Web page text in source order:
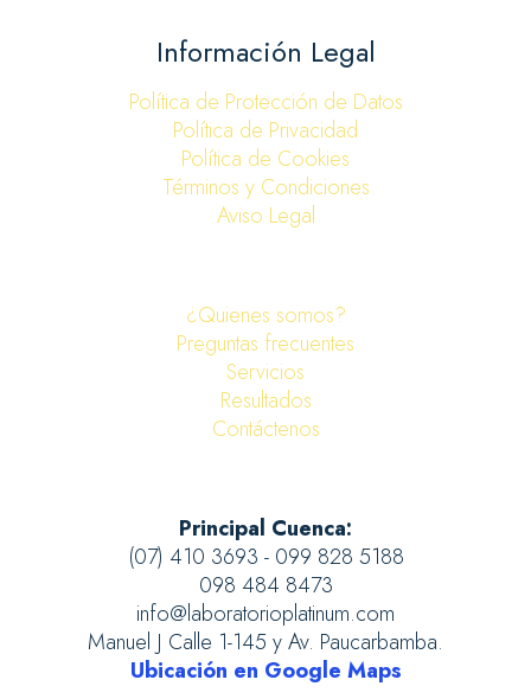
Información Legal
Política de Protección de Datos
Política de Privacidad
Política de Cookies
Términos y Condiciones
Aviso Legal
¿Quienes somos?
Preguntas frecuentes
Servicios
Resultados
Contáctenos
Principal Cuenca:
(07) 410 3693 - 099 828 5188
098 484 8473
info@laboratorioplatinum.com
Manuel J Calle 1-145 y Av. Paucarbamba.
Ubicación en Google Maps